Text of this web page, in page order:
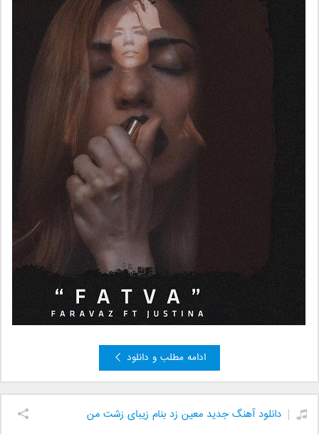
ادامه مطلب و دانلود
دانلود آهنگ جدید معین زد بنام زیبای زشت من